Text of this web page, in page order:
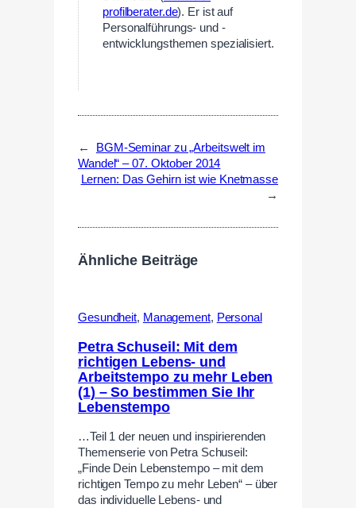
profilberater.de). Er ist auf
Personalführungs- und -
entwicklungsthemen spezialisiert.
←
BGM-Seminar zu „Arbeitswelt im
Wandel“ – 07. Oktober 2014
Lernen: Das Gehirn ist wie Knetmasse
→
Ähnliche Beiträge
Gesundheit, Management, Personal
Petra Schuseil: Mit dem
richtigen Lebens- und
Arbeitstempo zu mehr Leben
(1) – So bestimmen Sie Ihr
Lebenstempo
…Teil 1 der neuen und inspirierenden
Themenserie von Petra Schuseil:
„Finde Dein Lebenstempo – mit dem
richtigen Tempo zu mehr Leben“ – über
das individuelle Lebens- und